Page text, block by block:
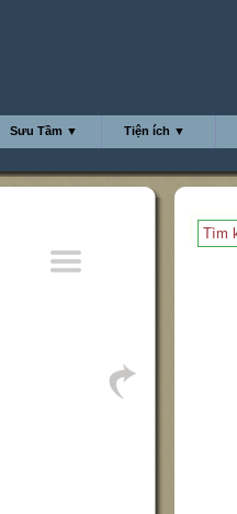
Sưu Tầm ▼ Tiện ích ▼